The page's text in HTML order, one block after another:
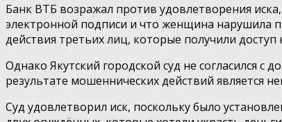
Банк ВТБ возражал против удовлетворения
электронной подписи и что женщина нарушила
действия третьих лиц, которые получили
Однако Якутский городской суд не согласился
результате мошеннических действий является
Суд удовлетворил иск, поскольку было